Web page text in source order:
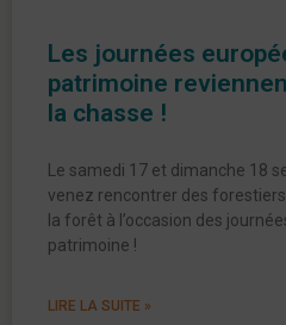
Les journées
patrimoine
la chasse !
Le samedi 17 et dimanche 18
venez rencontrer des
la forêt à l’occasion des
patrimoine !
LIRE LA SUITE »